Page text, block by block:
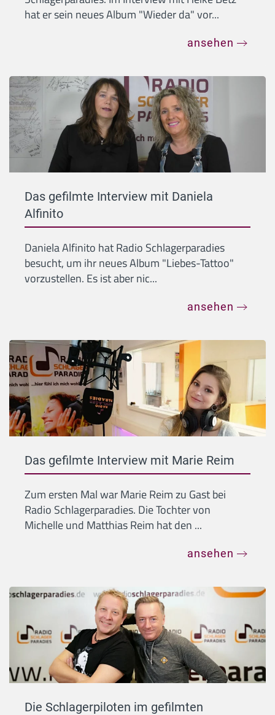
hat er sein neues Album "Wieder da" vor...
ansehen
Das gefilmte Interview mit Daniela
Alfinito
Daniela Alfinito hat Radio Schlagerparadies
besucht, um ihr neues Album "Liebes-Tattoo"
vorzustellen. Es ist aber nic...
ansehen
Das gefilmte Interview mit Marie Reim
Zum ersten Mal war Marie Reim zu Gast bei
Radio Schlagerparadies. Die Tochter von
Michelle und Matthias Reim hat den ...
ansehen
Die Schlagerpiloten im gefilmten